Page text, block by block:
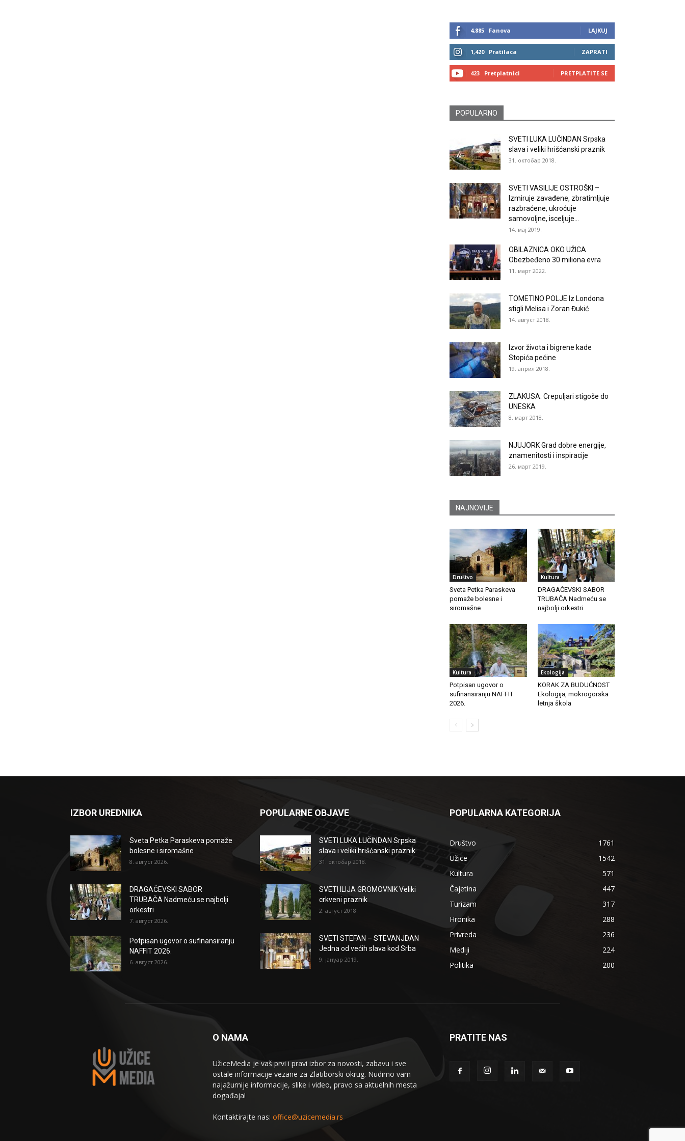
4,885 Fanova LAJKUJ
1,420 Pratilaca ZAPRATI
423 Pretplatnici PRETPLATITE SE
POPULARNO
SVETI LUKA LUČINDAN Srpska
slava i veliki hrišćanski praznik
31. октобар 2018.
SVETI VASILIJE OSTROŠKI –
Izmiruje zavađene, zbratimljuje
razbraćene, ukroćuje
samovoljne, isceljuje...
14. мај 2019.
OBILAZNICA OKO UŽICA
Obezbeđeno 30 miliona evra
11. март 2022.
TOMETINO POLJE Iz Londona
stigli Melisa i Zoran Đukić
14. август 2018.
Izvor života i bigrene kade
Stopića pećine
19. април 2018.
ZLAKUSA: Crepuljari stigoše do
UNESKA
8. март 2018.
NJUJORK Grad dobre energije,
znamenitosti i inspiracije
26. март 2019.
NAJNOVIJE
Društvo
Sveta Petka Paraskeva
pomaže bolesne i
siromašne
Kultura
DRAGAČEVSKI SABOR
TRUBAČA Nadmeću se
najbolji orkestri
Kultura
Potpisan ugovor o
sufinansiranju NAFFIT
2026.
Ekologija
KORAK ZA BUDUĆNOST
Ekologija, mokrogorska
letnja škola
IZBOR UREDNIKA
Sveta Petka Paraskeva pomaže
bolesne i siromašne
8. август 2026.
DRAGAČEVSKI SABOR
TRUBAČA Nadmeću se najbolji
orkestri
7. август 2026.
Potpisan ugovor o sufinansiranju
NAFFIT 2026.
6. август 2026.
POPULARNE OBJAVE
SVETI LUKA LUČINDAN Srpska
slava i veliki hrišćanski praznik
31. октобар 2018.
SVETI ILIJA GROMOVNIK Veliki
crkveni praznik
2. август 2018.
SVETI STEFAN – STEVANJDAN
Jedna od većih slava kod Srba
9. јануар 2019.
POPULARNA KATEGORIJA
Društvo
1761
Užice
1542
Kultura
571
Čajetina
447
Turizam
317
Hronika
288
Privreda
236
Mediji
224
Politika
200
O NAMA
UžiceMedia je vaš prvi i pravi izbor za novosti, zabavu i sve
ostale informacije vezane za Zlatiborski okrug. Nudimo vam
najažurnije informacije, slike i video, pravo sa aktuelnih mesta
događaja!
Kontaktirajte nas: office@uzicemedia.rs
PRATITE NAS